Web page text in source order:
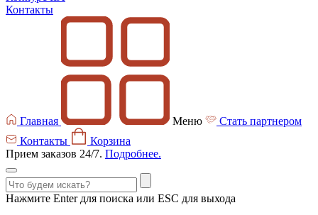
Контакты
Главная Меню
Стать партнером
Контакты
Корзина
Прием заказов 24/7. Подробнее.
Нажмите Enter для поиска или ESC для выхода